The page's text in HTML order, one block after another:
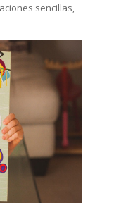
sencillas,